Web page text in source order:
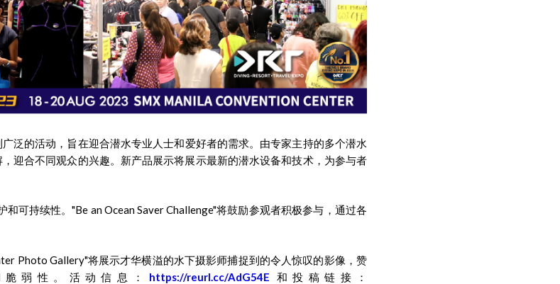
泛的活动，旨在迎合潜水专业人士和爱好者的需求。由专家主持的多个潜水
迎合不同观众的兴趣。新产品展示将展示最新的潜水设备和技术，为参与者
可持续性。"Be an Ocean Saver Challenge"将鼓励参观者积极参与，通过各
Photo Gallery"将展示才华横溢的水下摄影师捕捉到的令人惊叹的影像，赞
弱性。活动信息： https://reurl.cc/AdG54E 和投稿链接：